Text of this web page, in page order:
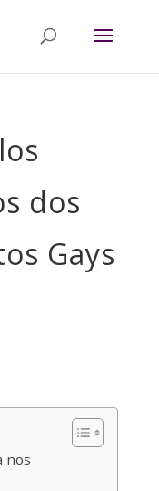
dos
Gays
nos